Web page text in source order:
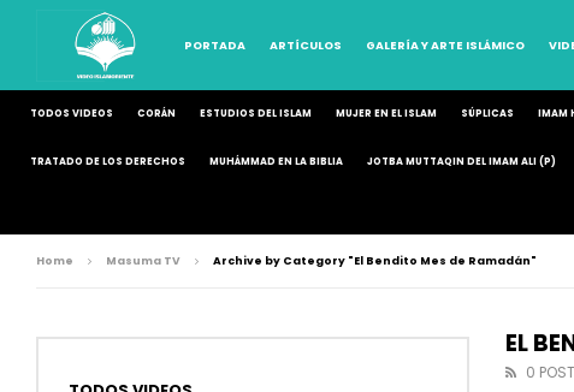
PORTADA ARTÍCULOS GALERÍA Y ARTE ISLÁMICO
TODOS VIDEOS CORÁN ESTUDIOS DEL ISLAM MUJER EN EL ISLAM SÚPLICAS IMAM
TRATADO DE LOS DERECHOS MUHÁMMAD EN LA BIBLIA JOTBA MUTTAQIN DEL IMAM ALI (P)
Home Masuma TV Archive by Category "El Bendito Mes de Ramadán"
EL
0